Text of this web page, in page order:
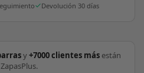
Devolución 30 días
y+7000 clientes más están